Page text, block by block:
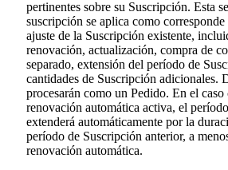
pertinentes sobre su Suscripción. Esta
suscripción se aplica como
ajuste de la Suscripción existente,
renovación, actualización, compra de
separado, extensión del período de
cantidades de Suscripción adicionales.
procesarán como un Pedido. En el
renovación automática activa, el
extenderá automáticamente por la
período de Suscripción anterior, a
renovación automática.